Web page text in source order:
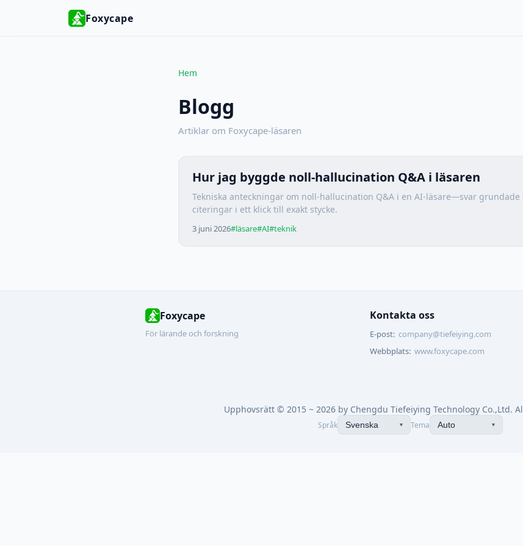
Foxycape
Hem
Blogg
Artiklar om Foxycape-läsaren
Hur jag byggde noll-hallucination Q&A i läsaren
Tekniska anteckningar om noll-hallucination Q&A i en AI-läsare—svar
citeringar i ett klick till exakt stycke.
3 juni 2026#läsare#AI#teknik
Foxycape
För lärande och forskning
Kontakta oss
E-post: company@tiefeiying.com
Webbplats: www.foxycape.com
Upphovsrätt © 2015 ~ 2026 by Chengdu Tiefeiying Technology Co.,Ltd.
中文简体
中文繁體(臺灣)
Språk Svenska ▼ Tema Auto ▼